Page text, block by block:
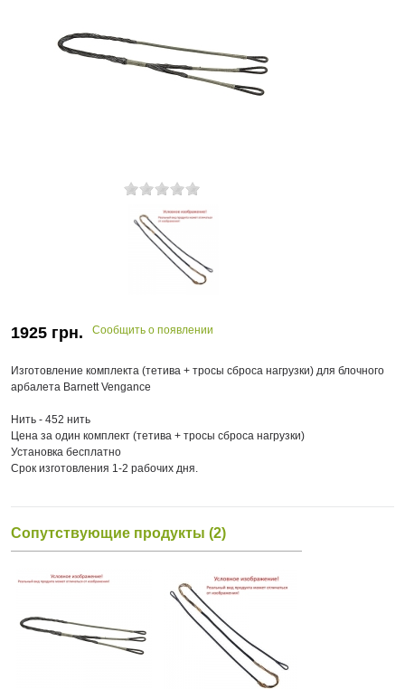
1925 грн. Сообщить о появлении
Изготовление комплекта (тетива + тросы сброса нагрузки) для блочного
арбалета Barnett Vengance
Нить - 452 нить
Цена за один комплект (тетива + тросы сброса нагрузки)
Установка бесплатно
Срок изготовления 1-2 рабочих дня.
Сопутствующие продукты (2)